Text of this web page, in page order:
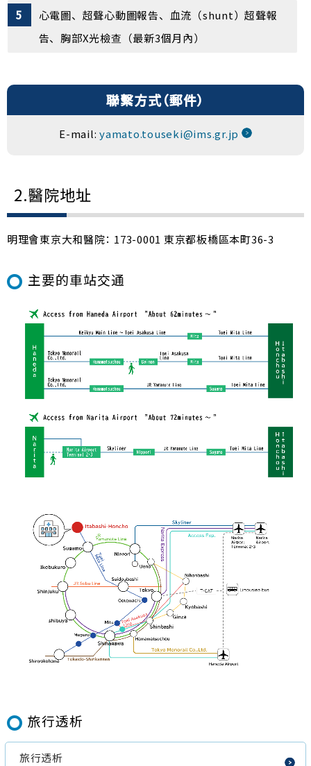
心電圖、超聲心動圖報告、血流（shunt）超聲報
告、胸部X光檢查（最新3個月內）
聯繫方式（郵件）
E-mail:yamato.touseki@ims.gr.jp
2.醫院地址
明理會東京大和醫院： 173-0001 東京都板橋區本町36-3
主要的車站交通
旅行透析
旅行透析